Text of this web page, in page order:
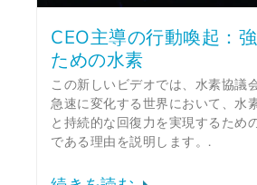
CEO主導の行動喚起：
ための水素
この新しいビデオでは、水素協議
急速に変化する世界において、水
と持続的な回復力を実現するため
である理由を説明します。.